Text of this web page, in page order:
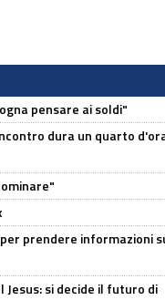
pensare ai soldi"
dura un quarto
prendere informazioni
Jesus: si decide il futuro di